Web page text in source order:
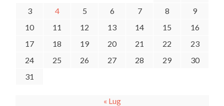
3
4 5 6 7 8
9
10
11 12 13 14 15
16
17
18 19 20 21 22
23
24
25 26 27 28 29
30
31
« Lug